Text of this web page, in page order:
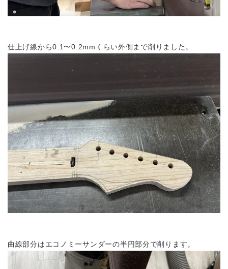
仕上げ線から0.1〜0.2mmくらい外側まで削りました。
曲線部分はエコノミーサンダーの半円部分で削ります。